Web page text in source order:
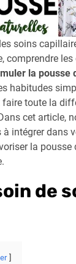
soins
comprendre les
la pousse
habitudes
toute la
cet article,
à intégrer dans
la pousse
de